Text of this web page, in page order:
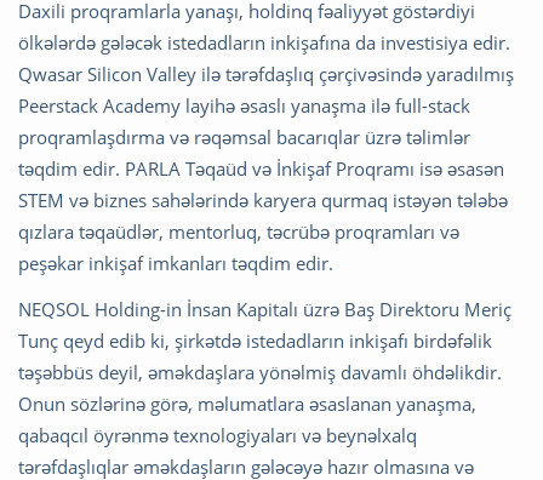
Daxili proqramlarla yanaşı, holdinq fəaliyyət göstərdiyi
ölkələrdə gələcək istedadların inkişafına da investisiya edir.
Qwasar Silicon Valley ilə tərəfdaşlıq çərçivəsində yaradılmış
Peerstack Academy layihə əsaslı yanaşma ilə full-stack
proqramlaşdırma və rəqəmsal bacarıqlar üzrə təlimlər
təqdim edir. PARLA Təqaüd və İnkişaf Proqramı isə əsasən
STEM və biznes sahələrində karyera qurmaq istəyən tələbə
qızlara təqaüdlər, mentorluq, təcrübə proqramları və
peşəkar inkişaf imkanları təqdim edir.
NEQSOL Holding-in İnsan Kapitalı üzrə Baş Direktoru Meriç
Tunç qeyd edib ki, şirkətdə istedadların inkişafı birdəfəlik
təşəbbüs deyil, əməkdaşlara yönəlmiş davamlı öhdəlikdir.
Onun sözlərinə görə, məlumatlara əsaslanan yanaşma,
qabaqcıl öyrənmə texnologiyaları və beynəlxalq
tərəfdaşlıqlar əməkdaşların gələcəyə hazır olmasına və